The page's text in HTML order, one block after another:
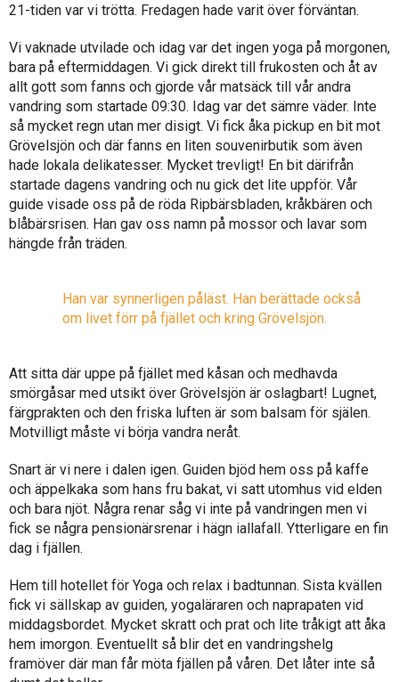
21-tiden var vi trötta. Fredagen hade varit över förväntan.
Vi vaknade utvilade och idag var det ingen yoga på morgonen,
bara på eftermiddagen. Vi gick direkt till frukosten och åt av
allt gott som fanns och gjorde vår matsäck till vår andra
vandring som startade 09:30. Idag var det sämre väder. Inte
så mycket regn utan mer disigt. Vi fick åka pickup en bit mot
Grövelsjön och där fanns en liten souvenirbutik som även
hade lokala delikatesser. Mycket trevligt! En bit därifrån
startade dagens vandring och nu gick det lite uppför. Vår
guide visade oss på de röda Ripbärsbladen, kråkbären och
blåbärsrisen. Han gav oss namn på mossor och lavar som
hängde från träden.
Han var synnerligen påläst. Han berättade också
om livet förr på fjället och kring Grövelsjön.
Att sitta där uppe på fjället med kåsan och medhavda
smörgåsar med utsikt över Grövelsjön är oslagbart! Lugnet,
färgprakten och den friska luften är som balsam för själen.
Motvilligt måste vi börja vandra neråt.
Snart är vi nere i dalen igen. Guiden bjöd hem oss på kaffe
och äppelkaka som hans fru bakat, vi satt utomhus vid elden
och bara njöt. Några renar såg vi inte på vandringen men vi
fick se några pensionärsrenar i hägn iallafall. Ytterligare en fin
dag i fjällen.
Hem till hotellet för Yoga och relax i badtunnan. Sista kvällen
fick vi sällskap av guiden, yogaläraren och naprapaten vid
middagsbordet. Mycket skratt och prat och lite tråkigt att åka
hem imorgon. Eventuellt så blir det en vandringshelg
framöver där man får möta fjällen på våren. Det låter inte så